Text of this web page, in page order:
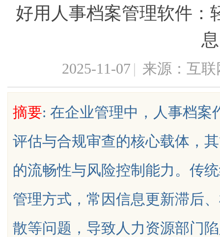
uz
好用人事档案管理软件：
息
2025-11-07 | 来源：互联
摘要: 在企业管理中，人事档案
评估与合规审查的核心载体，
的流畅性与风险控制能力。传
管理方式，常因信息更新滞后
散等问题，导致人力资源部门
融智能升级